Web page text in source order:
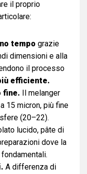
il proprio
tempo grazie
dimensioni e alla
il processo
efficiente.
fine. Il melanger
15 micron, più fine
(20–22).
lucido, pâte di
dove la
A differenza di